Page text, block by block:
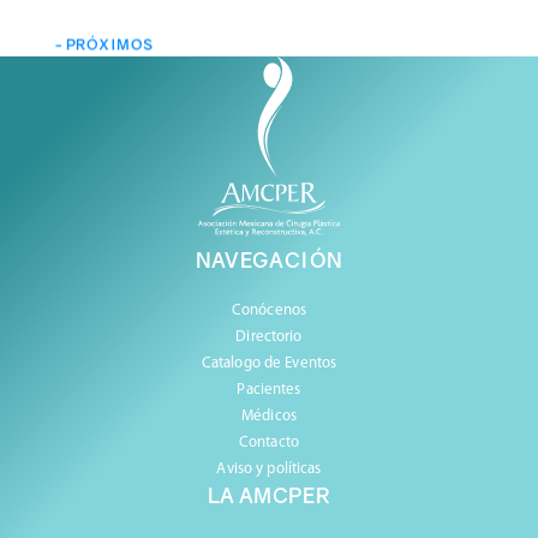
- PRÓXIMOS
57 Congreso Anual AMCPER
Guadalajara,Jalisco evento exclusivo para
cirujanos plásticos certificados miembros
de la AMCPER y residentes en cirugía
NAVEGACIÓN
Conócenos
Directorio
Catalogo de Eventos
Pacientes
Médicos
Contacto
Aviso y políticas
LA AMCPER